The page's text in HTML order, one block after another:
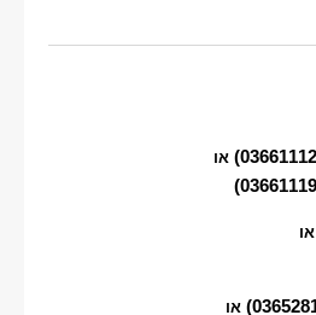
או
או
או